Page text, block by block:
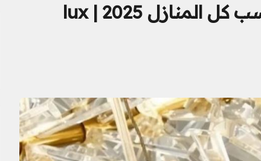
أحدث انواع الثريات لغرف النوم تناسب كل المنازل 2025 | lux